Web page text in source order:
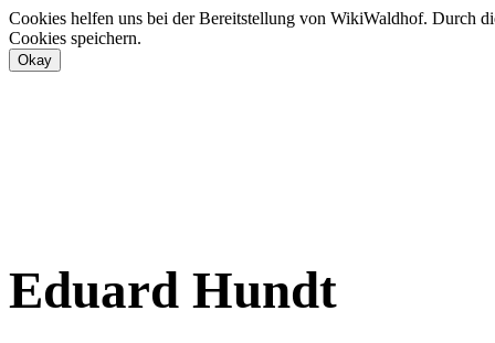
Cookies helfen uns bei der Bereitstellung von WikiWaldhof. Durch
Cookies speichern.
Eduard Hundt